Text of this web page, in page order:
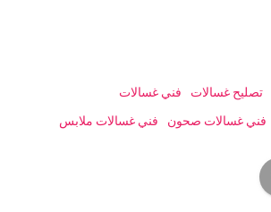
تصليح غسالات
فني غسالات
فني غسالات صحون فني غسالات ملابس